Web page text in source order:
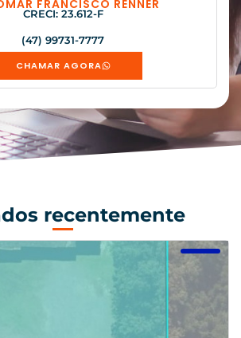
FRANCISCO RENNER
CRECI: 23.612-F
(47) 99731-7777
CHAMAR AGORA
recentemente